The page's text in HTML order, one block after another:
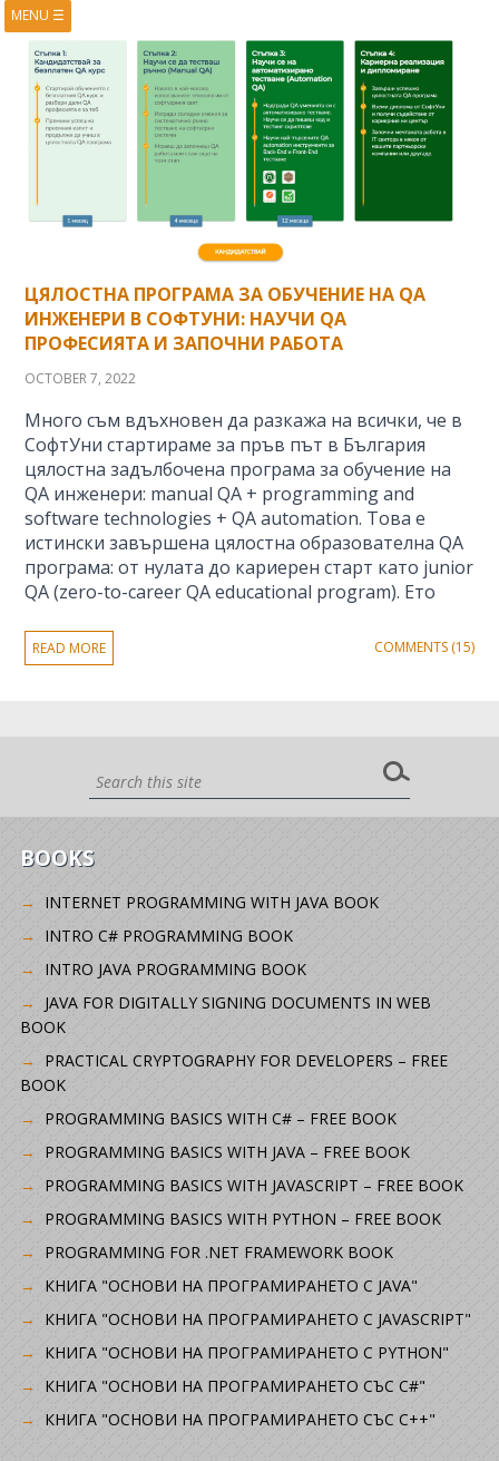
MENU ☰
HOME
ABOUT
BOOKS
COURSES
VIDEOS
PRESENTATIONS
RESEARCH
PUBLICATIONS
ЦЯЛОСТНА ПРОГРАМА ЗА ОБУЧЕНИЕ НА QA
ИНЖЕНЕРИ В СОФТУНИ: НАУЧИ QA
ПРОФЕСИЯТА И ЗАПОЧНИ РАБОТА
OCTOBER 7, 2022
Много съм вдъхновен да разкажа на всички, че в
СофтУни стартираме за пръв път в България
цялостна задълбочена програма за обучение на
QA инженери: manual QA + programming and
software technologies + QA automation. Това е
истински завършена цялостна образователна QA
програма: от нулата до кариерен старт като junior
QA (zero-to-career QA educational program). Ето
READ MORE COMMENTS (15)
BOOKS
INTERNET PROGRAMMING WITH JAVA BOOK
INTRO C# PROGRAMMING BOOK
INTRO JAVA PROGRAMMING BOOK
JAVA FOR DIGITALLY SIGNING DOCUMENTS IN WEB
BOOK
PRACTICAL CRYPTOGRAPHY FOR DEVELOPERS – FREE
BOOK
PROGRAMMING BASICS WITH C# – FREE BOOK
PROGRAMMING BASICS WITH JAVA – FREE BOOK
PROGRAMMING BASICS WITH JAVASCRIPT – FREE BOOK
PROGRAMMING BASICS WITH PYTHON – FREE BOOK
PROGRAMMING FOR .NET FRAMEWORK BOOK
КНИГА "ОСНОВИ НА ПРОГРАМИРАНЕТО С JAVA"
КНИГА "ОСНОВИ НА ПРОГРАМИРАНЕТО С JAVASCRIPT"
КНИГА "ОСНОВИ НА ПРОГРАМИРАНЕТО С PYTHON"
КНИГА "ОСНОВИ НА ПРОГРАМИРАНЕТО СЪС C#"
КНИГА "ОСНОВИ НА ПРОГРАМИРАНЕТО СЪС C++"